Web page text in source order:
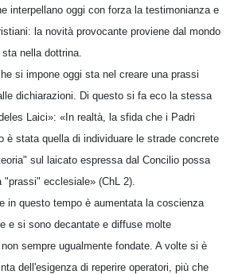
interpellano oggi con forza la testimonianza e
la novità provocante proviene dal mondo
nella dottrina.
si impone oggi sta nel creare una prassi
dichiarazioni. Di questo si fa eco la stessa
Laici»: «In realtà, la sfida che i Padri
è stata quella di individuare le strade concrete
sul laicato espressa dal Concilio possa
ecclesiale» (ChL 2).
in questo tempo è aumentata la coscienza
e si sono decantate e diffuse molte
sempre ugualmente fondate. A volte si è
dell'esigenza di reperire operatori, più che